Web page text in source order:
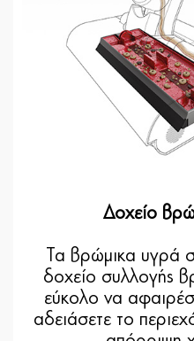
Δοχείο
Τα βρώμικα υγρά
δοχείο συλλογής
εύκολο να
αδειάσετε το